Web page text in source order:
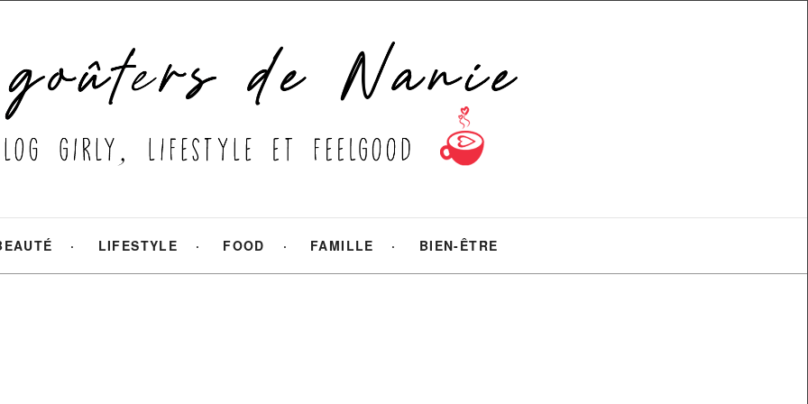
LIFESTYLE FOOD FAMILLE BIEN-ÊTRE